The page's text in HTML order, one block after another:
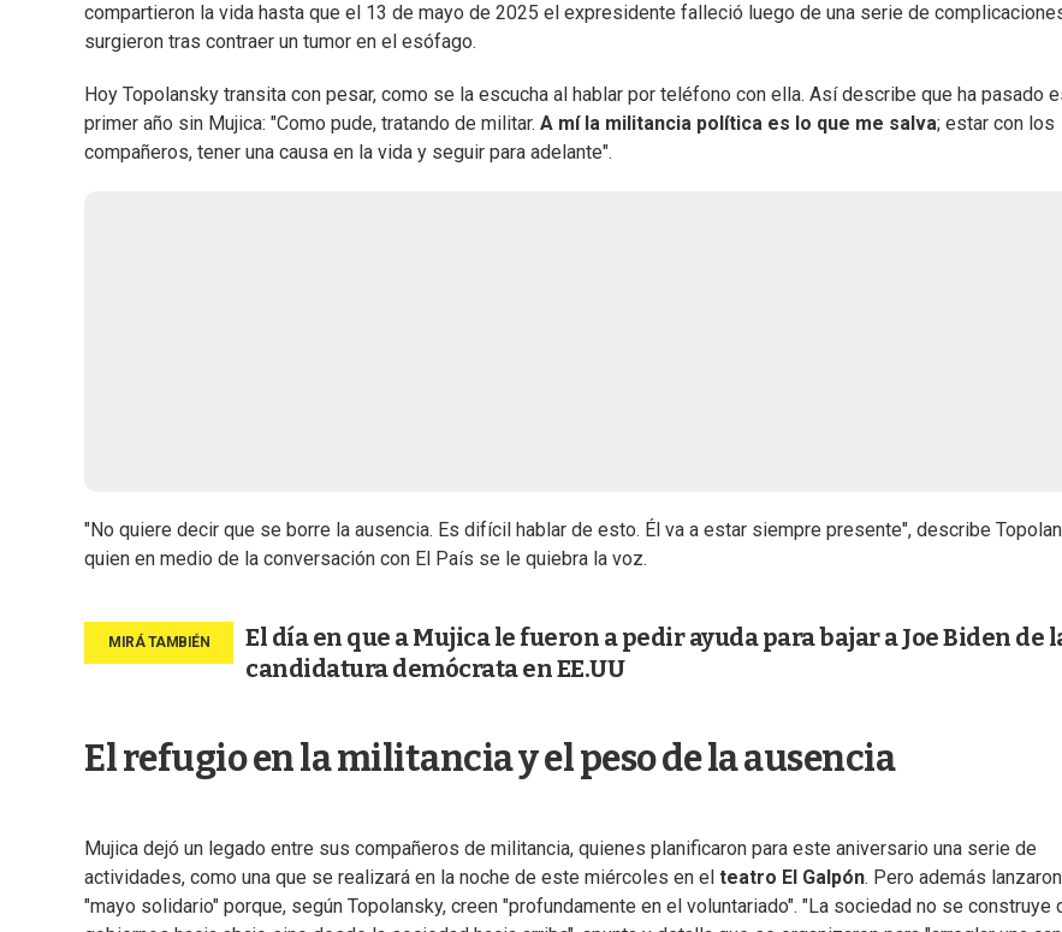
compartieron la vida hasta que el 13 de mayo de 2025 el expresidente falleció luego de una serie de
surgieron tras contraer un tumor en el esófago.
Hoy Topolansky transita con pesar, como se la escucha al hablar por teléfono con ella. Así describe que ha pasado
primer año sin Mujica: "Como pude, tratando de militar. A mí la militancia política es lo que me salva; estar con los
compañeros, tener una causa en la vida y seguir para adelante".
"No quiere decir que se borre la ausencia. Es difícil hablar de esto. Él va a estar siempre presente", describe
quien en medio de la conversación con El País se le quiebra la voz.
El día en que a Mujica le fueron a pedir ayuda para bajar a Joe Biden de
candidatura demócrata en EE.UU
El refugio en la militancia y el peso de la ausencia
Mujica dejó un legado entre sus compañeros de militancia, quienes planificaron para este aniversario una serie de
actividades, como una que se realizará en la noche de este miércoles en el teatro El Galpón. Pero además lanzaron
"mayo solidario" porque, según Topolansky, creen "profundamente en el voluntariado". "La sociedad no se construye